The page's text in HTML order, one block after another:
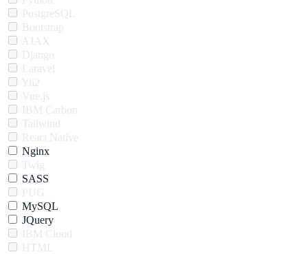
PostgreSQL
Bootstrap
AJAX
Django
Laravel
Yii2
Vue.js
IBM Carbon
Tailwind
React Native
Nginx
Twig
SASS
PUG
MySQL
JQuery
IBM Cloud
HTML